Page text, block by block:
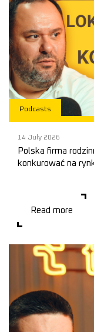
Podcasts
14 July 2026
Polska firma
konkurować na
Read more